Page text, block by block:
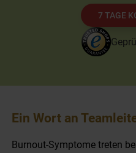
7 TAGE
Ein Wort an
Burnout-Symptome treten